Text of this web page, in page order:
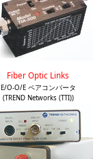
Fiber Optic Links
E/O-O/E ペアコンバータ
(TREND Networks (TTI))